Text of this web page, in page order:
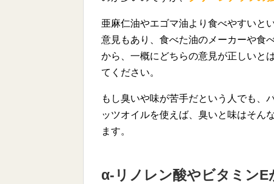
亜麻仁油やエゴマ油より食べやすいと
意見もあり、食べた油のメーカーや食
から、一概にどちらの意見が正しいと
てください。
もし臭いや味が苦手だという人でも、
ッツオイルを使えば、臭いと味はそん
ます。
α-リノレン酸やビタミンE